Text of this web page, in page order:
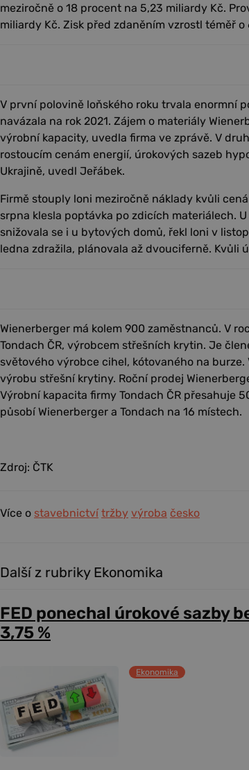
meziročně o 18 procent na 5,23 miliardy Kč.
miliardy Kč. Zisk před zdaněním vzrostl téměř
V první polovině loňského roku trvala enormní
navázala na rok 2021. Zájem o materiály
výrobní kapacity, uvedla firma ve zprávě. V
rostoucím cenám energií, úrokových sazeb
Ukrajině, uvedl Jeřábek.
Firmě stouply loni meziročně náklady kvůli
srpna klesla poptávka po zdicích materiálech.
snižovala se i u bytových domů, řekl loni v
ledna zdražila, plánovala až dvouciferně. Kvůli
Wienerberger má kolem 900 zaměstnanců. V
Tondach ČR, výrobcem střešních krytin. Je
světového výrobce cihel, kótovaného na burze.
výrobu střešní krytiny. Roční prodej
Výrobní kapacita firmy Tondach ČR přesahuje
působí Wienerberger a Tondach na 16 místech.
Zdroj: ČTK
Více o stavebnictví tržby výroba česko
Další z rubriky Ekonomika
FED ponechal úrokové sazby
3,75 %
Ekonomika